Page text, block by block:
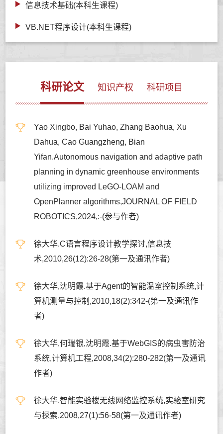
信息技术基础(本科生课程)
VB.NET程序设计(本科生课程)
科研论文 知识产权 科研项目
Yao Xingbo, Bai Yuhao, Zhang Baohua, Xu
Dahua, Cao Guangzheng, Bian
Yifan.Autonomous navigation and adaptive path
planning in dynamic greenhouse environments
utilizing improved LeGO-LOAM and
OpenPlanner algorithms,JOURNAL OF FIELD
ROBOTICS,2024,:-(参与作者)
徐大华.C语言程序设计教学探讨,信息技
术,2010,26(12):26-28(第一及通讯作者)
徐大华,沈明霞.基于Agent的智能温室控制系统,计
算机测量与控制,2010,18(2):342-(第一及通讯作
者)
徐大华,何瑞银,沈明霞.基于WebGIS的病虫害防治
系统,计算机工程,2008,34(2):280-282(第一及通讯
作者)
徐大华.智能实验楼无线网络监控系统,实验室研究
与探索,2008,27(1):56-58(第一及通讯作者)